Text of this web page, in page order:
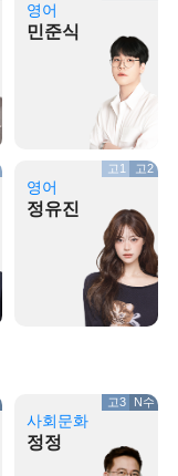
영어
민준식
영어
정유진
고1 고2
사회문화
정정
고3 N수